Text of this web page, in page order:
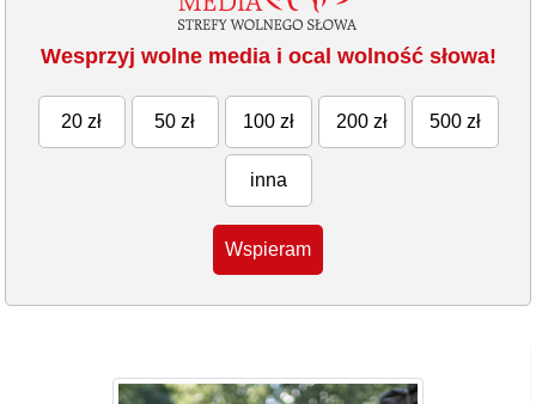
Wesprzyj wolne media i ocal wolność słowa!
20 zł 50 zł 100 zł 200 zł 500 zł
inna
Wspieram